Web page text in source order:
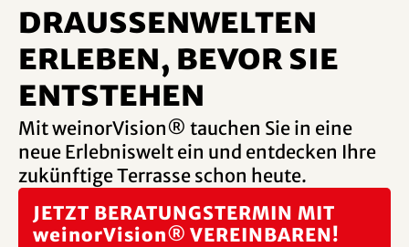
DRAUSSENWELTEN
erleben, bevor sie
entstehen
Mit weinorVision® tauchen Sie in eine
neue Erlebniswelt ein und entdecken Ihre
zukünftige Terrasse schon heute.
JETZT BERATUNGSTERMIN MIT
weinorVision® VEREINBAREN!